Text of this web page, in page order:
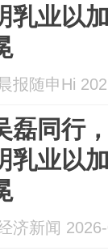
乳业以
报随申Hi
磊同行
乳业以
济新闻